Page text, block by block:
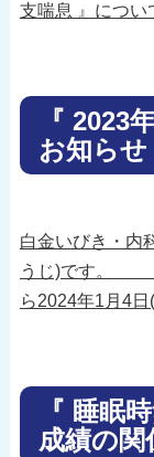
支喘息 』につ
『 2023
お知らせ
白金いびき・内
うじ)です。
ら2024年1月4
『 睡眠
成績の関